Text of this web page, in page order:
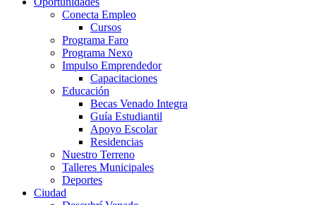
Conecta Empleo
Cursos
Programa Faro
Programa Nexo
Impulso Emprendedor
Capacitaciones
Educación
Becas Venado Integra
Guía Estudiantil
Apoyo Escolar
Residencias
Nuestro Terreno
Talleres Municipales
Deportes
Ciudad